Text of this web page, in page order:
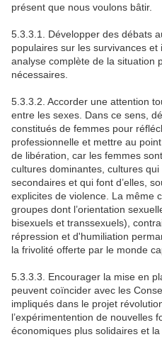
présent que nous voulons bâtir.
5.3.3.1. Développer des débats
populaires sur les survivances
analyse complète de la situation
nécessaires.
5.3.3.2. Accorder une attention
entre les sexes. Dans ce sens,
constitués de femmes pour
professionnelle et mettre au
de libération, car les femmes
cultures dominantes, cultures
secondaires et qui font d’elles,
explicites de violence. La même
groupes dont l’orientation
bisexuels et transsexuels),
répression et d'humiliation
la frivolité offerte par le monde
5.3.3.3. Encourager la mise en
peuvent coïncider avec les
impliqués dans le projet
l’expérimentention de nouvelles
économiques plus solidaires et